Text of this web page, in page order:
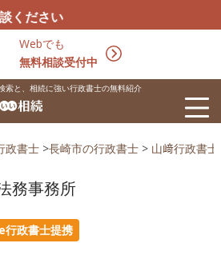
Webでも
無料相談受付中
い
索と、相続に強い行政書士の無料紹介
政書士>長崎市の行政書士> 山﨑行政書
務事務所
e行政書士提携